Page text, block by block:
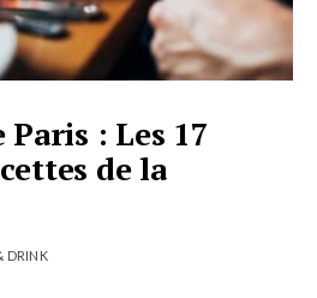
: Les 17
de la
DRINK